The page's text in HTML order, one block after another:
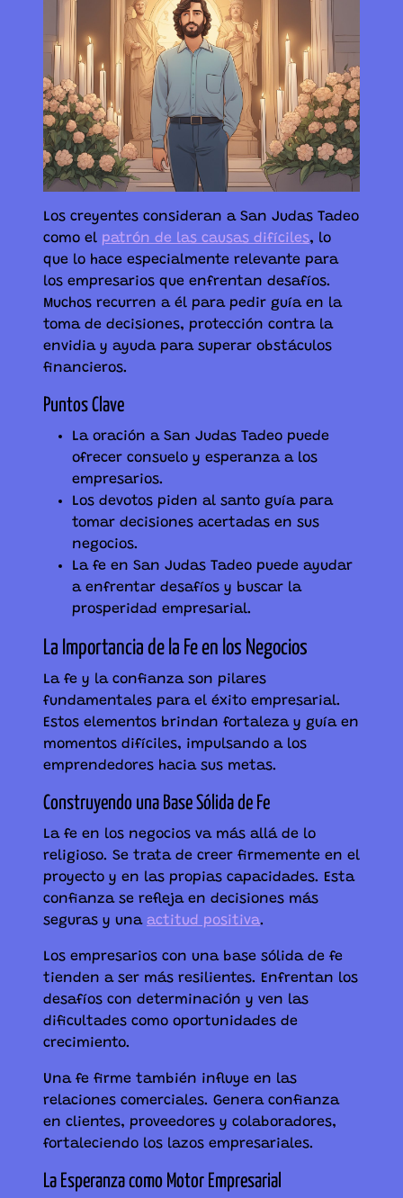
Los creyentes consideran a San Judas Tadeo
como el patrón de las causas difíciles, lo
que lo hace especialmente relevante para
los empresarios que enfrentan desafíos.
Muchos recurren a él para pedir guía en la
toma de decisiones, protección contra la
envidia y ayuda para superar obstáculos
financieros.
Puntos Clave
La oración a San Judas Tadeo puede
ofrecer consuelo y esperanza a los
empresarios.
Los devotos piden al santo guía para
tomar decisiones acertadas en sus
negocios.
La fe en San Judas Tadeo puede ayudar
a enfrentar desafíos y buscar la
prosperidad empresarial.
La Importancia de la Fe en los Negocios
La fe y la confianza son pilares
fundamentales para el éxito empresarial.
Estos elementos brindan fortaleza y guía en
momentos difíciles, impulsando a los
emprendedores hacia sus metas.
Construyendo una Base Sólida de Fe
La fe en los negocios va más allá de lo
religioso. Se trata de creer firmemente en el
proyecto y en las propias capacidades. Esta
confianza se refleja en decisiones más
seguras y una actitud positiva.
Los empresarios con una base sólida de fe
tienden a ser más resilientes. Enfrentan los
desafíos con determinación y ven las
dificultades como oportunidades de
crecimiento.
Una fe firme también influye en las
relaciones comerciales. Genera confianza
en clientes, proveedores y colaboradores,
fortaleciendo los lazos empresariales.
La Esperanza como Motor Empresarial